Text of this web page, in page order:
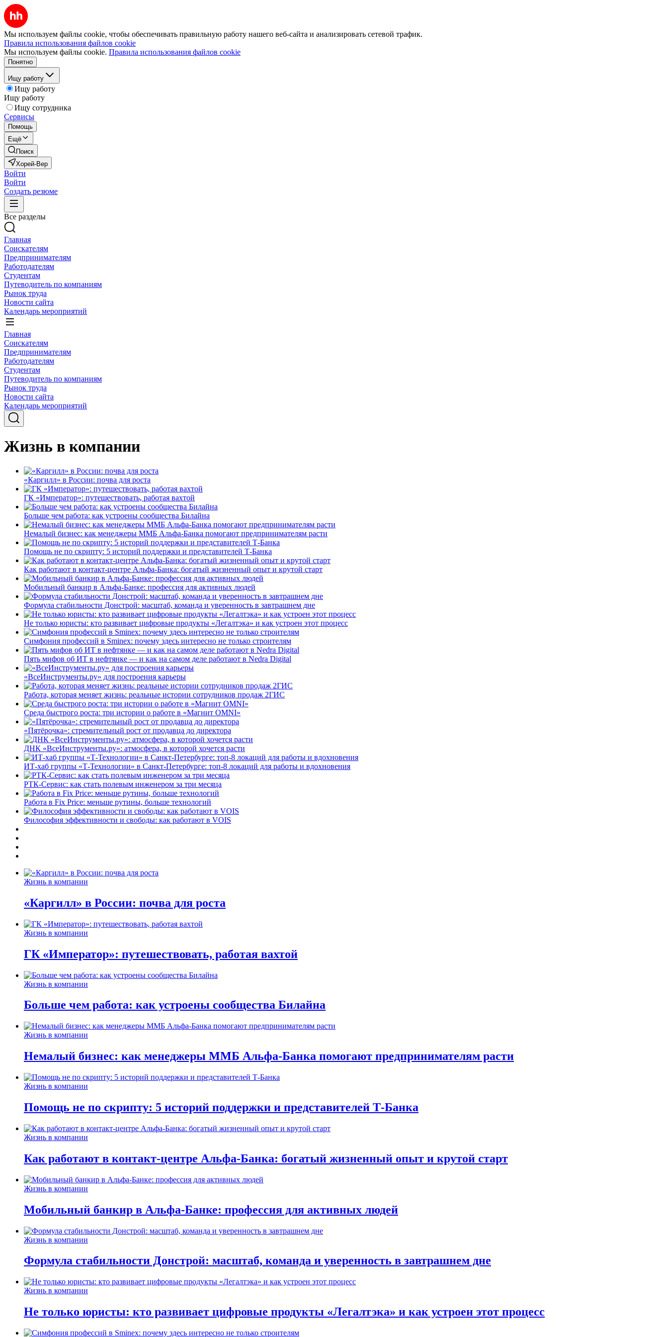
Мы используем файлы cookie, чтобы обеспечивать правильную работу нашего веб-сайта и анализировать сетевой трафик.
Правила использования файлов cookie
Мы используем файлы cookie. Правила использования файлов cookie
Понятно
Ищу работу
Ищу работу
Ищу работу
Ищу сотрудника
Сервисы
Помощь
Ещё
Поиск
Хорей-Вер
Войти
Войти
Создать резюме
Все разделы
Главная
Соискателям
Предпринимателям
Работодателям
Студентам
Путеводитель по компаниям
Рынок труда
Новости сайта
Календарь мероприятий
Главная
Соискателям
Предпринимателям
Работодателям
Студентам
Путеводитель по компаниям
Рынок труда
Новости сайта
Календарь мероприятий
Жизнь в компании
«Каргилл» в России: почва для роста
ГК «Император»: путешествовать, работая вахтой
Больше чем работа: как устроены сообщества Билайна
Немалый бизнес: как менеджеры ММБ Альфа-Банка помогают предпринимателям расти
Помощь не по скрипту: 5 историй поддержки и представителей Т-Банка
Как работают в контакт-центре Альфа-Банка: богатый жизненный опыт и крутой старт
Мобильный банкир в Альфа-Банке: профессия для активных людей
Формула стабильности Донстрой: масштаб, команда и уверенность в завтрашнем дне
Не только юристы: кто развивает цифровые продукты «Легалтэка» и как устроен этот процесс
Симфония профессий в Sminex: почему здесь интересно не только строителям
Пять мифов об ИТ в нефтянке — и как на самом деле работают в Nedra Digital
«ВсеИнструменты.ру» для построения карьеры
Работа, которая меняет жизнь: реальные истории сотрудников продаж 2ГИС
Среда быстрого роста: три истории о работе в «Магнит OMNI»
«Пятёрочка»: стремительный рост от продавца до директора
ДНК «ВсеИнструменты.ру»: атмосфера, в которой хочется расти
ИТ-хаб группы «Т-Технологии» в Санкт-Петербурге: топ-8 локаций для работы и вдохновения
РТК-Сервис: как стать полевым инженером за три месяца
Работа в Fix Price: меньше рутины, больше технологий
Философия эффективности и свободы: как работают в VOIS
Жизнь в компании
«Каргилл» в России: почва для роста
Жизнь в компании
ГК «Император»: путешествовать, работая вахтой
Жизнь в компании
Больше чем работа: как устроены сообщества Билайна
Жизнь в компании
Немалый бизнес: как менеджеры ММБ Альфа-Банка помогают предпринимателям расти
Жизнь в компании
Помощь не по скрипту: 5 историй поддержки и представителей Т-Банка
Жизнь в компании
Как работают в контакт-центре Альфа-Банка: богатый жизненный опыт и крутой старт
Жизнь в компании
Мобильный банкир в Альфа-Банке: профессия для активных людей
Жизнь в компании
Формула стабильности Донстрой: масштаб, команда и уверенность в завтрашнем дне
Жизнь в компании
Не только юристы: кто развивает цифровые продукты «Легалтэка» и как устроен этот процесс